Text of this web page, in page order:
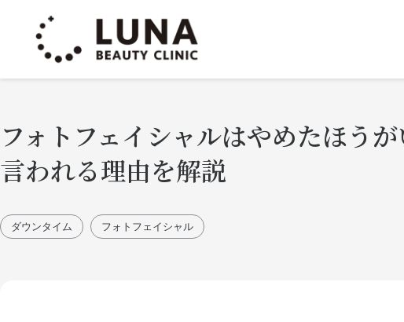
フォトフェイシャルはやめたほう
言われる理由を解説
ダウンタイム フォトフェイシャル